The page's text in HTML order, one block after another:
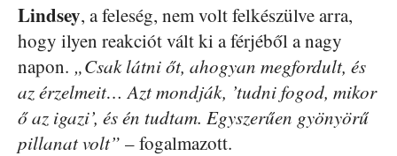
Lindsey, a feleség, nem volt felkészülve arra,
hogy ilyen reakciót vált ki a férjéből a nagy
napon. „Csak látni őt, ahogyan megfordult, és
az érzelmeit… Azt mondják, ’tudni fogod, mikor
ő az igazi’, és én tudtam. Egyszerűen gyönyörű
pillanat volt” – fogalmazott.